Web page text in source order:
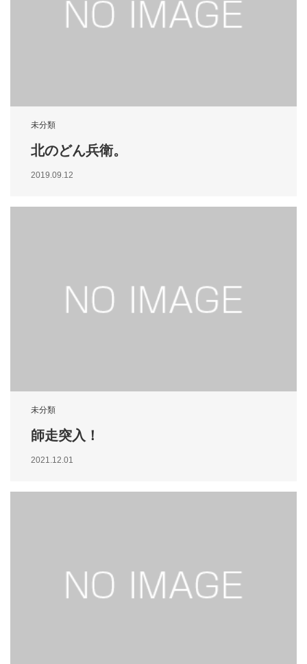
未分類
北のどん兵衛。
2019.09.12
未分類
師走突入！
2021.12.01